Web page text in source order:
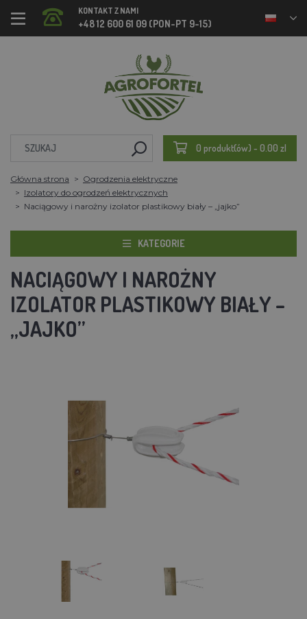
KONTAKT Z NAMI
+48 12 600 61 09 (PON-PT 9-15)
0 produkt(ów) - 0.00 zl
Główna strona
Ogrodzenia elektryczne
Izolatory do ogrodzeń elektrycznych
Naciągowy i narożny izolator plastikowy biały – „jajko”
KATEGORIE
NACIĄGOWY I NAROŻNY
IZOLATOR PLASTIKOWY BIAŁY –
„JAJKO”